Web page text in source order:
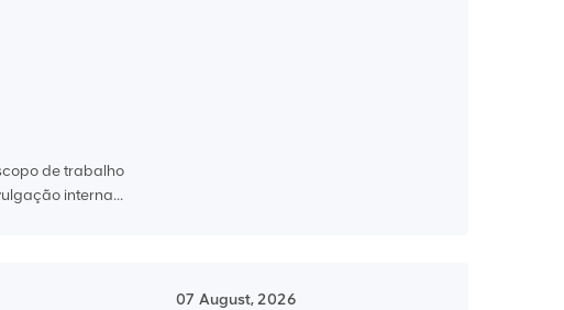
de trabalho
interna...
07 August, 2026